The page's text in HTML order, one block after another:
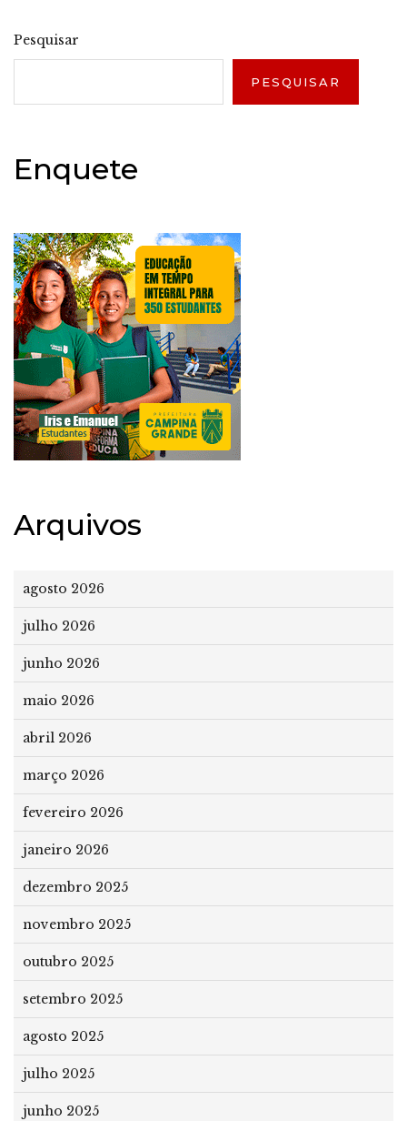
Pesquisar
PESQUISAR
Enquete
Arquivos
agosto 2026
julho 2026
junho 2026
maio 2026
abril 2026
março 2026
fevereiro 2026
janeiro 2026
dezembro 2025
novembro 2025
outubro 2025
setembro 2025
agosto 2025
julho 2025
junho 2025